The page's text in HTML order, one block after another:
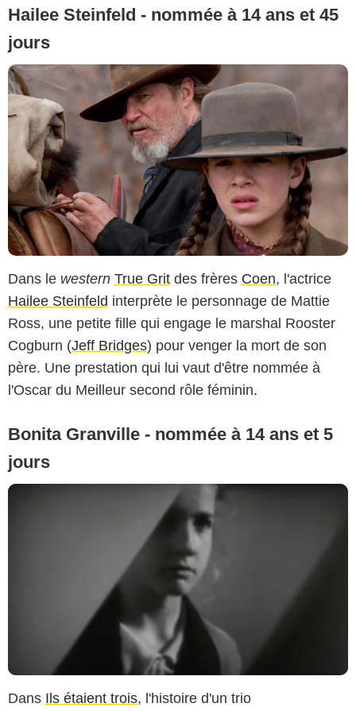
Hailee Steinfeld - nommée à 14 ans et 45
jours
Dans le western True Grit des frères Coen, l'actrice
Hailee Steinfeld interprète le personnage de Mattie
Ross, une petite fille qui engage le marshal Rooster
Cogburn (Jeff Bridges) pour venger la mort de son
père. Une prestation qui lui vaut d'être nommée à
l'Oscar du Meilleur second rôle féminin.
Bonita Granville - nommée à 14 ans et 5
jours
Dans Ils étaient trois, l'histoire d'un trio